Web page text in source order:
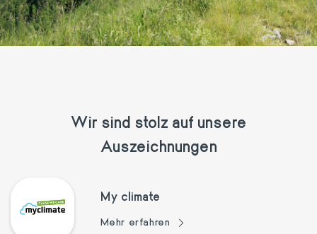
Wir sind stolz auf unsere
Auszeichnungen
My climate
Mehr erfahren